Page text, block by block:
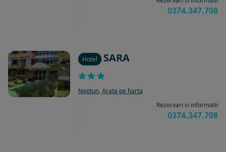
0374.347.708
Hotel SARA
Neptun, Arata pe harta
Rezervari si informatii
0374.347.708